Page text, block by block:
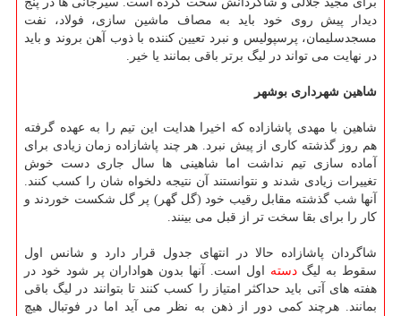
دیدار پیش روی خود باید به مصاف ماشین سازی، فولاد، نفت
مسجدسلیمان، پرسپولیس و نبرد تعیین کننده با ذوب آهن بروند و باید
در نهایت می تواند در لیگ برتر باقی بمانند یا خیر.
شاهین شهرداری بوشهر
شاهین با مهدی پاشازاده که اخیرا هدایت این تیم را به عهده گرفته
هم روز گذشته کاری از پیش نبرد. هر چند پاشازاده زمان زیادی برای
آماده سازی تیم نداشت اما شاهینی ها سال جاری دست خوش
تغییرات زیادی شدند و نتوانستند آن نتیجه دلخواه شان را کسب کنند.
آنها شب گذشته مقابل رقیب خود (گل گهر) پر گل شکست خوردند و
کار را برای بقا سخت تر از قبل می بینند.
شاگردان پاشازاده حالا در انتهای جدول قرار دارد و شانس اول
سقوط به لیگدسته اول است. آنها بدون هواداران پر شود خود در
هفته های آتی باید حداکثر امتیاز را کسب کنند تا بتوانند در لیگ باقی
بمانند. هرچند کمی دور از ذهن به نظر می آید اما در فوتبال هیچ